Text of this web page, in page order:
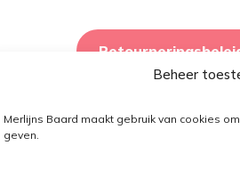
Beheer
Merlijns Baard maakt gebruik van cookies
geven.